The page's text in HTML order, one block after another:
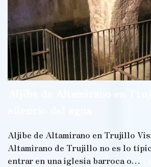
Aljibe de Altamirano en Trujillo
Altamirano de Trujillo no es lo
entrar en una iglesia barroca o…